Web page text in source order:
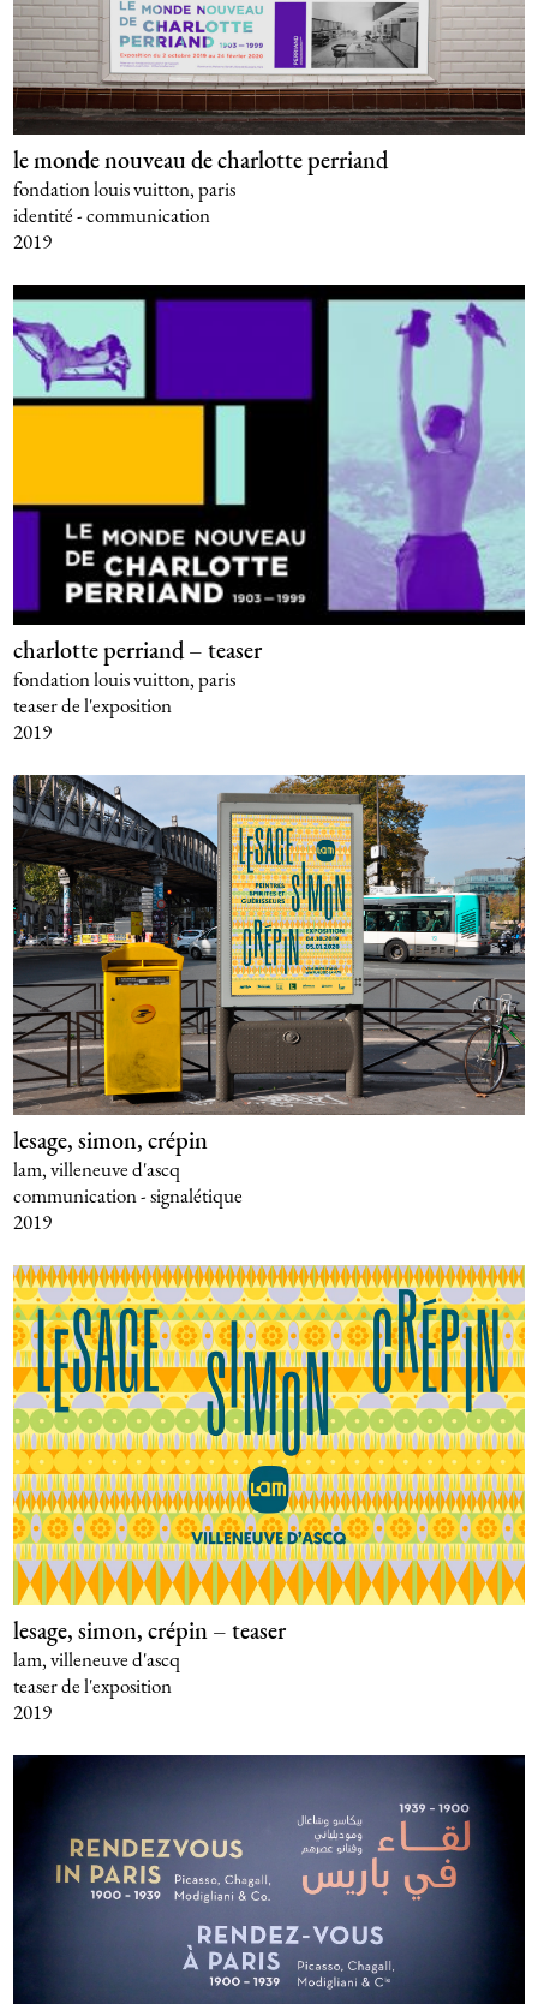
le monde nouveau de charlotte perriand
fondation louis vuitton, paris
identité - communication
2019
charlotte perriand – teaser
fondation louis vuitton, paris
teaser de l'exposition
2019
lesage, simon, crépin
lam, villeneuve d'ascq
communication - signalétique
2019
lesage, simon, crépin – teaser
lam, villeneuve d'ascq
teaser de l'exposition
2019